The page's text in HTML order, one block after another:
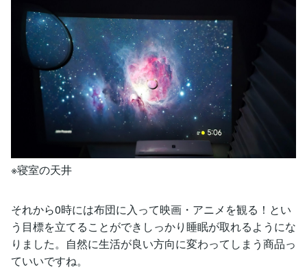
※寝室の天井
それから0時には布団に入って映画・アニメを観る！とい
う目標を立てることができしっかり睡眠が取れるようにな
りました。自然に生活が良い方向に変わってしまう商品っ
ていいですね。